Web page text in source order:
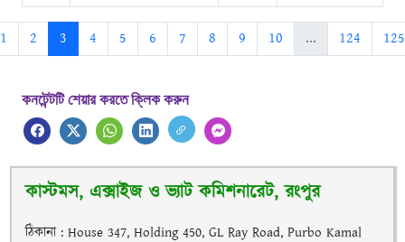
1 2 3 4 5 6 7 8 9 10 ... 124 125
কনটেন্টটি শেয়ার করতে ক্লিক করুন
কাস্টমস, এক্সাইজ ও ভ্যাট কমিশনারেট, রংপুর
ঠিকানা : House 347, Holding 450, GL Ray Road, Purbo Kamal